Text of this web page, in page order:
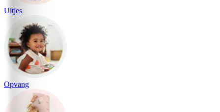
Uitjes
Opvang